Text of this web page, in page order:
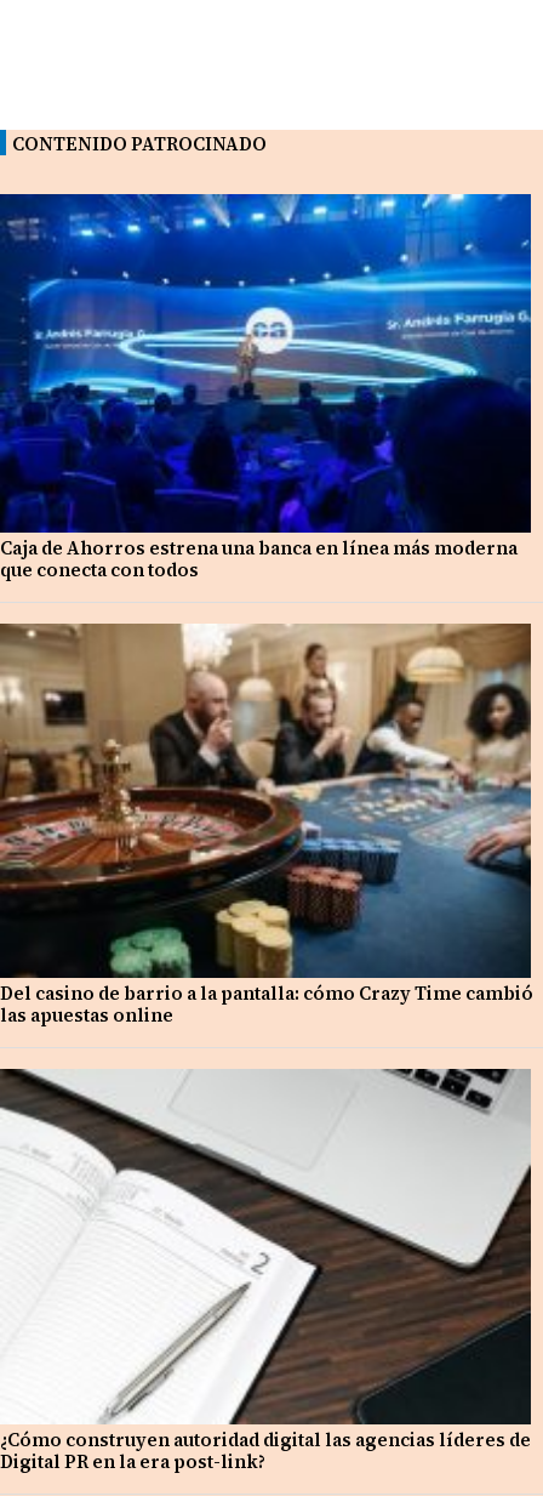
CONTENIDO PATROCINADO
Caja de Ahorros estrena una banca en línea más moderna
que conecta con todos
Del casino de barrio a la pantalla: cómo Crazy Time cambió
las apuestas online
¿Cómo construyen autoridad digital las agencias líderes de
Digital PR en la era post-link?